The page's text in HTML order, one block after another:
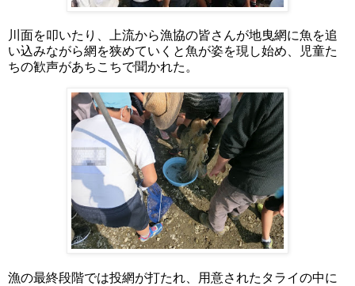
川面を叩いたり、上流から漁協の皆さんが地曳網に魚を追
い込みながら網を狭めていくと魚が姿を現し始め、児童た
ちの歓声があちこちで聞かれた。
漁の最終段階では投網が打たれ、用意されたタライの中に